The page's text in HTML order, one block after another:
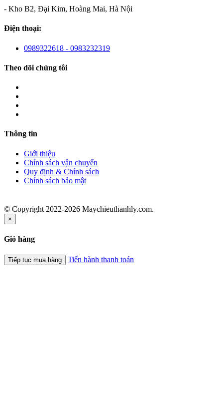
- Kho B2, Đại Kim, Hoàng Mai, Hà Nội
Điện thoại:
0989322618 - 0983232319
Theo dõi chúng tôi
Thông tin
Giới thiệu
Chính sách vận chuyển
Quy định & Chính sách
Chính sách bảo mật
© Copyright 2022-2026 Maychieuthanhly.com.
×
Giỏ hàng
Tiếp tục mua hàng Tiến hành thanh toán